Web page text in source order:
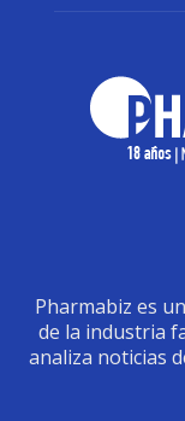
Pharmabiz es
de la industria
analiza noticias